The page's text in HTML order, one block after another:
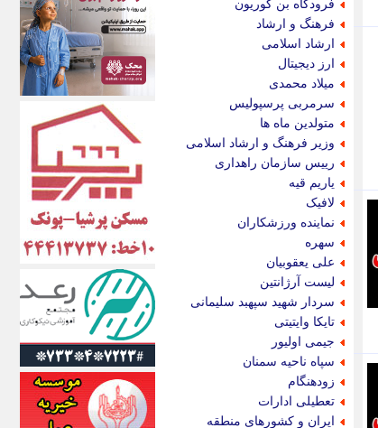
فرودگاه بن گوریون
فرهنگ و ارشاد
ارشاد اسلامی
ارز دیجیتال
میلاد محمدی
سرمربی پرسپولیس
متولدین ماه ها
وزیر فرهنگ و ارشاد اسلامی
رییس سازمان راهداری
یاریم قیه
لافیک
نماینده ورزشکاران
سهره
علی یعقوبیان
لیست آرژانتین
سردار شهید سپهبد سلیمانی
تایکا وایتیتی
جیمی اولیور
سپاه ناحیه سمنان
زودهنگام
تعطیلی ادارات
ایران و کشورهای منطقه
اکونیوز
الف
انتشار آنلاین
اندیشه قرن
اندیشه معاصر
اندیشه ها
انرژی پرس
ای استخدام
ایتنا
ایراف
ایران آرت
ایران آنلاین
ایران زندگی
ایران فوری
ایرانی روز
ایرانیتال
ایرنا
ایسکانیوز
ایسنا
ایکنا
ایلنا